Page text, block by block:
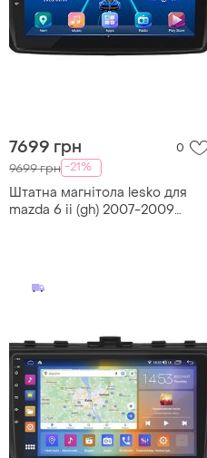
7699 грн 0
9699 грн -21%
Штатна магнітола lesko для
mazda 6 ii (gh) 2007-2009